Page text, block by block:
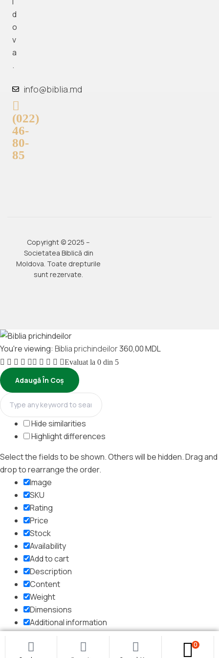
0
d
o
v
a
.
info@biblia.md
(022)
46-
80-
85
Copyright © 2025 –
Societatea Biblică din
Moldova. Toate drepturile
sunt rezervate.
You're viewing: Biblia prichindeilor360,00MDL
Evaluat la 0 din 5
Adaugă În Coș
Hide similarities
Highlight differences
Select the fields to be shown. Others will be hidden. Drag and
drop to rearrange the order.
Image
SKU
Rating
Price
Stock
Availability
Add to cart
Description
Content
Weight
Dimensions
Additional information
Click outside to hide the comparison bar
Comparare